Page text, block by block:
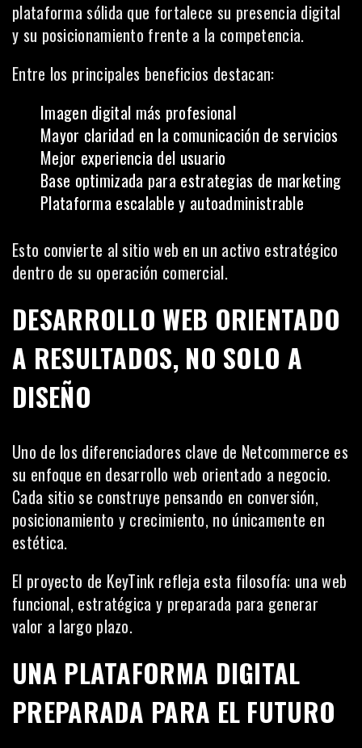
plataforma sólida que fortalece su presencia digital
y su posicionamiento frente a la competencia.
Entre los principales beneficios destacan:
Imagen digital más profesional
Mayor claridad en la comunicación de servicios
Mejor experiencia del usuario
Base optimizada para estrategias de marketing
Plataforma escalable y autoadministrable
Esto convierte al sitio web en un activo estratégico
dentro de su operación comercial.
DESARROLLO WEB ORIENTADO
A RESULTADOS, NO SOLO A
DISEÑO
Uno de los diferenciadores clave de Netcommerce es
su enfoque en desarrollo web orientado a negocio.
Cada sitio se construye pensando en conversión,
posicionamiento y crecimiento, no únicamente en
estética.
El proyecto de KeyTink refleja esta filosofía: una web
funcional, estratégica y preparada para generar
valor a largo plazo.
UNA PLATAFORMA DIGITAL
PREPARADA PARA EL FUTURO